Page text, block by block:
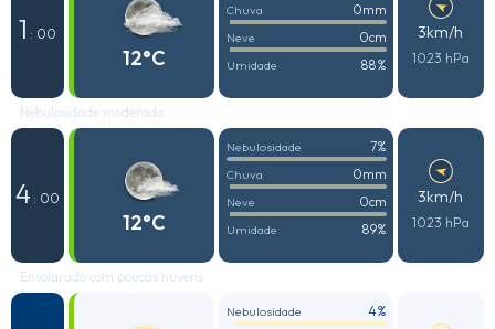
1 : 00
12°C
Chuva 0mm
Neve 0cm
Umidade 88%
3km/h
1023 hPa
Nebulosidade moderada
4 : 00
12°C
Nebulosidade 7%
Chuva 0mm
Neve 0cm
Umidade 89%
3km/h
1023 hPa
Ensolarado com poucas nuvens
Nebulosidade 4%